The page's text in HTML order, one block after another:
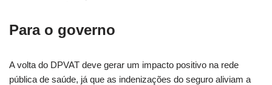
Para o governo
A volta do DPVAT deve gerar um impacto positivo na rede
pública de saúde, já que as indenizações do seguro aliviam a